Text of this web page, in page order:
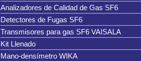
Analizadores de Calidad de Gas SF6
Detectores de Fugas SF6
Transmisores para gas SF6 VAISALA
Kit Llenado
Mano-densímetro WIKA